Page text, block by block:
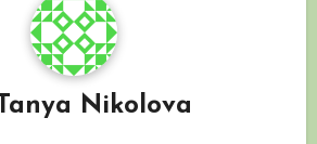
Tanya Nikolova